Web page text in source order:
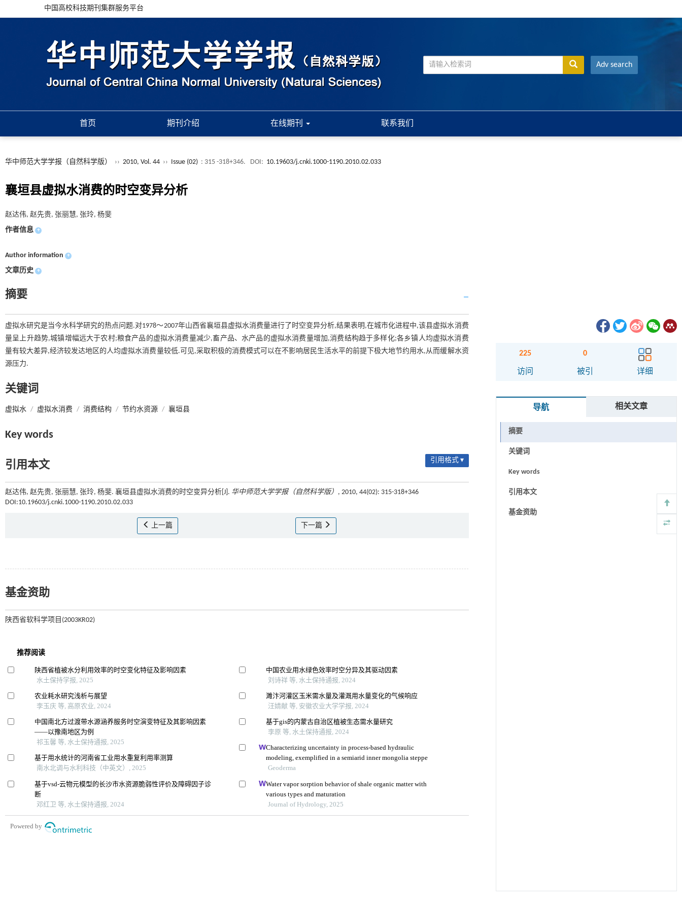
中国高校科技期刊集群服务平台
Adv search
首页 期刊介绍 在线期刊 联系我们
华中师范大学学报（自然科学版） ›› 2010, Vol. 44 ›› Issue (02) : 315 -318+346. DOI: 10.19603/j.cnki.1000-1190.2010.02.033
襄垣县虚拟水消费的时空变异分析
赵达伟, 赵先贵, 张丽慧, 张玲, 杨斐
作者信息 +
Author information +
文章历史 +
摘要
虚拟水研究是当今水科学研究的热点问题.对1978～2007年山西省襄垣县虚拟水消费量进行了时空变异分析,结果表明,在城市化进程中,该县虚拟水消费
量呈上升趋势,城镇增幅远大于农村;粮食产品的虚拟水消费量减少,畜产品、水产品的虚拟水消费量增加,消费结构趋于多样化;各乡镇人均虚拟水消费
量有较大差异,经济较发达地区的人均虚拟水消费量较低.可见,采取积极的消费模式可以在不影响居民生活水平的前提下极大地节约用水,从而缓解水资
源压力.
关键词
虚拟水 / 虚拟水消费 / 消费结构 / 节约水资源 / 襄垣县
Key words
引用本文 引用格式 ▾
赵达伟, 赵先贵, 张丽慧, 张玲, 杨斐. 襄垣县虚拟水消费的时空变异分析[J]. 华中师范大学学报（自然科学版） , 2010, 44(02): 315-318+346
DOI:10.19603/j.cnki.1000-1190.2010.02.033
上一篇 下一篇
基金资助
陕西省软科学项目(2003KR02)
225
访问
0
被引 详细
导航 相关文章
摘要
关键词
Key words
引用本文
基金资助